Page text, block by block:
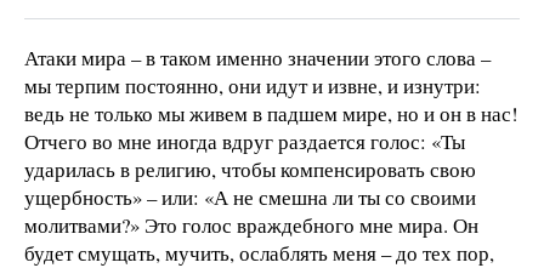
Атаки мира – в таком именно значении этого слова –
мы терпим постоянно, они идут и извне, и изнутри:
ведь не только мы живем в падшем мире, но и он в нас!
Отчего во мне иногда вдруг раздается голос: «Ты
ударилась в религию, чтобы компенсировать свою
ущербность» – или: «А не смешна ли ты со своими
молитвами?» Это голос враждебного мне мира. Он
будет смущать, мучить, ослаблять меня – до тех пор,